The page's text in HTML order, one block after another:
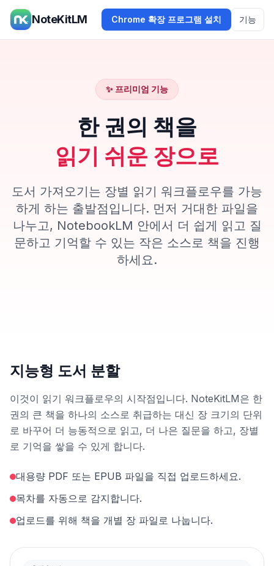
NoteKitLM Chrome 확장 프로그램 설치 기능
✨ 프리미엄 기능
한 권의 책을
읽기 쉬운 장으로
도서 가져오기는 장별 읽기 워크플로우를 가능
하게 하는 출발점입니다. 먼저 거대한 파일을
나누고, NotebookLM 안에서 더 쉽게 읽고 질
문하고 기억할 수 있는 작은 소스로 책을 진행
하세요.
지능형 도서 분할
이것이 읽기 워크플로우의 시작점입니다. NoteKitLM은 한
권의 큰 책을 하나의 소스로 취급하는 대신 장 크기의 단위
로 바꾸어 더 능동적으로 읽고, 더 나은 질문을 하고, 장별
로 기억을 쌓을 수 있게 합니다.
대용량 PDF 또는 EPUB 파일을 직접 업로드하세요.
목차를 자동으로 감지합니다.
업로드를 위해 책을 개별 장 파일로 나눕니다.